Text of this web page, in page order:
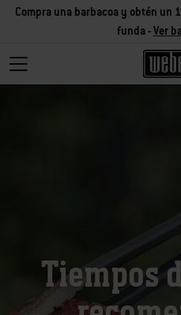
Compra una barbacoa y obtén un
funda -Ver
Tiempos